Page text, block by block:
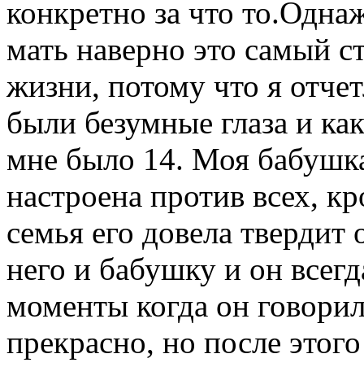
конкретно за что
мать наверно это самый
жизни, потому что я
были безумные глаза и
мне было 14. Моя
настроена против всех,
семья его довела
него и бабушку и он
моменты когда он
прекрасно, но после